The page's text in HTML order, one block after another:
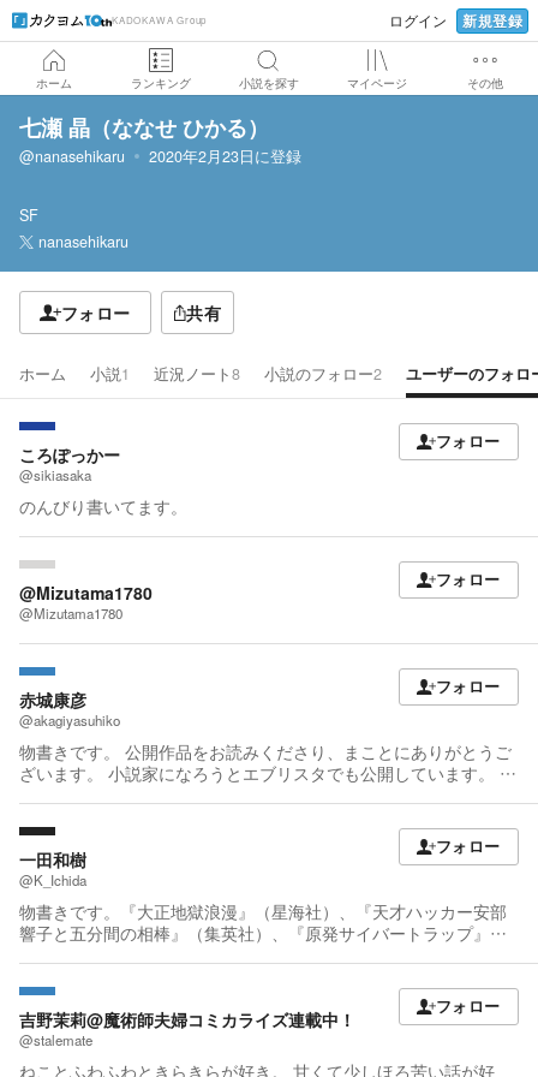
KADOKAWA Group ログイン 新規登録
ホーム ランキング 小説を探す マイページ その他
七瀬 晶（ななせ ひかる）
@nanasehikaru 2020年2月23日に登録
SF
nanasehikaru
フォロー 共有
ホーム 小説1 近況ノート8 小説のフォロー2 ユーザーのフォロ
ころぽっかー
@sikiasaka
のんびり書いてます。
フォロー
@Mizutama1780
@Mizutama1780
フォロー
赤城康彦
@akagiyasuhiko
物書きです。 公開作品をお読みくださり、まことにありがとうご
ざいます。 小説家になろうとエブリスタでも公開しています。 １
フォロー
一田和樹
@K_Ichida
物書きです。『大正地獄浪漫』（星海社）、『天才ハッカー安部
響子と五分間の相棒』（集英社）、『原発サイバートラップ』
書）など著者多数。いろいろ書き散らかしております。一部の方
にはネット小説『告白死』の作者として知られています。 詳細は
こちらのサイトを参照ください。 公式サイト http://ichida-
kazuki.com 文學界新人賞、小松左京賞、創元ＳＦ短編賞、ダ・ヴ
フォロー
吉野茉莉@魔術師夫婦コミカライズ連載中！
@stalemate
ねことふわふわときらきらが好き。 甘くて少しほろ苦い話が好
フォロー